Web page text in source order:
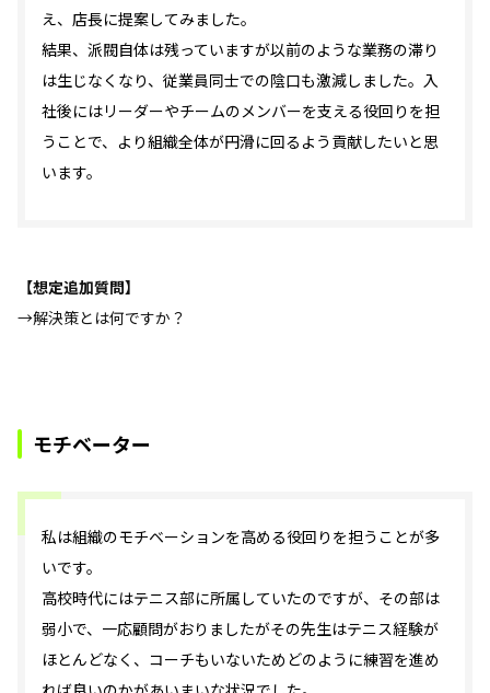
え、店長に提案してみました。
結果、派閥自体は残っていますが以前のような業務の滞り
は生じなくなり、従業員同士での陰口も激減しました。入
社後にはリーダーやチームのメンバーを支える役回りを担
うことで、より組織全体が円滑に回るよう貢献したいと思
います。
【想定追加質問】
→解決策とは何ですか？
モチベーター
私は組織のモチベーションを高める役回りを担うことが多
いです。
高校時代にはテニス部に所属していたのですが、その部は
弱小で、一応顧問がおりましたがその先生はテニス経験が
ほとんどなく、コーチもいないためどのように練習を進め